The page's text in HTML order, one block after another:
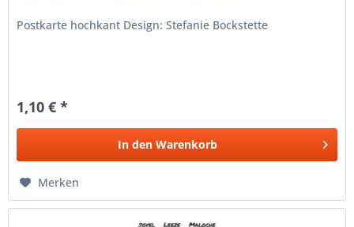
Postkarte hochkant Design: Stefanie Bockstette
1,10 € *
In den Warenkorb
Merken